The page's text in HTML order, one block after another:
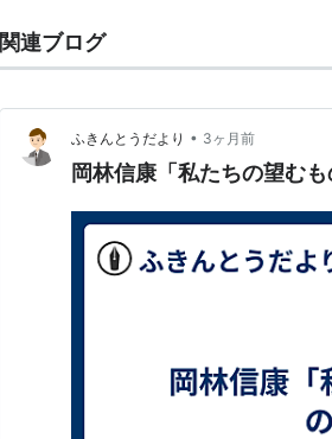
関連ブログ
ふきんとうだより • 3ヶ月前
岡林信康「私たちの望む